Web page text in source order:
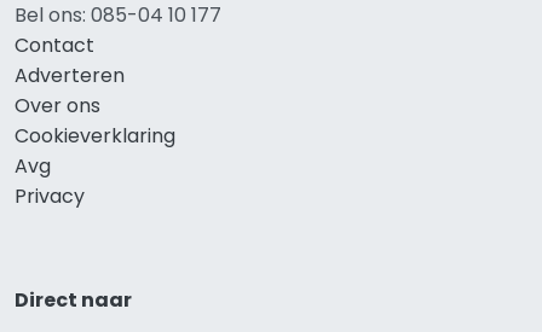
Bel ons: 085-04 10 177
Contact
Adverteren
Over ons
Cookieverklaring
Avg
Privacy
Direct naar